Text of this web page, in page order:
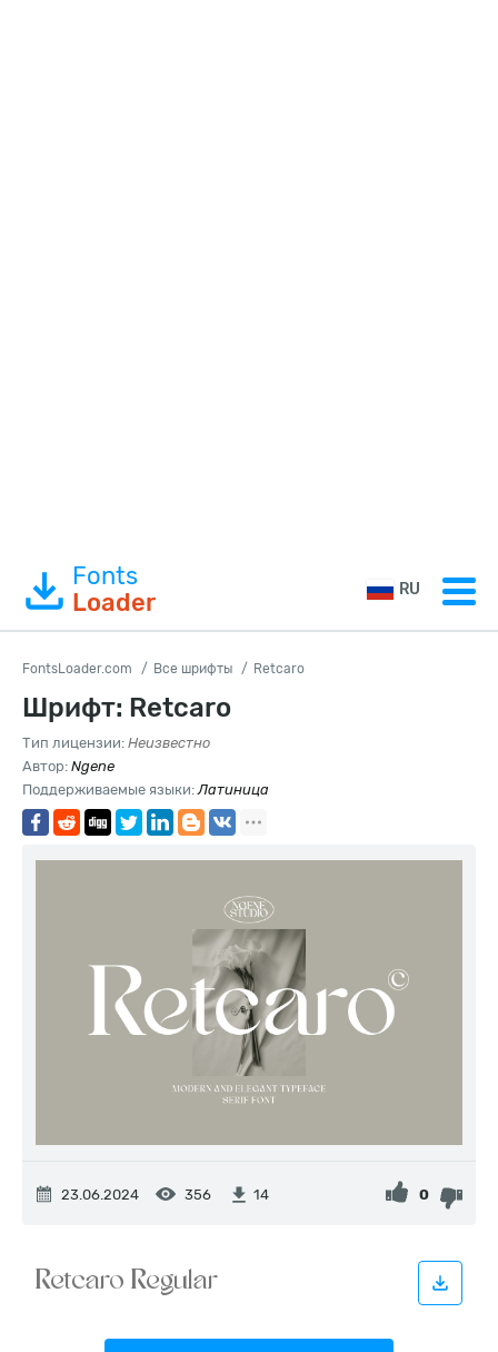
Fonts
Loader
RU
FontsLoader.com Все шрифты Retcaro
Шрифт: Retcaro
Тип лицензии: Неизвестно
Автор: Ngene
Поддерживаемые языки:Латиница
23.06.2024 356 14 0